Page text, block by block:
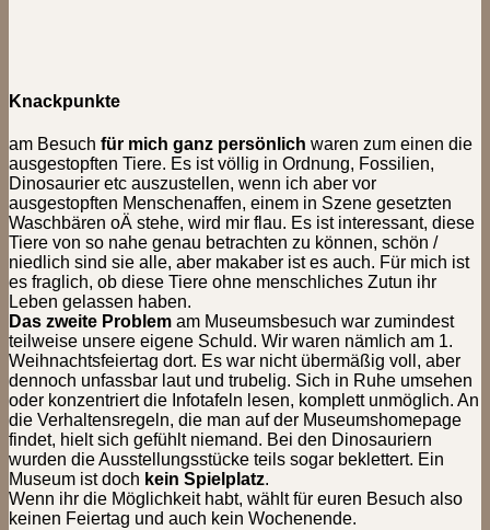
Knackpunkte
am Besuch für mich ganz persönlich waren zum einen die
ausgestopften Tiere. Es ist völlig in Ordnung, Fossilien,
Dinosaurier etc auszustellen, wenn ich aber vor
ausgestopften Menschenaffen, einem in Szene gesetzten
Waschbären oÄ stehe, wird mir flau. Es ist interessant, diese
Tiere von so nahe genau betrachten zu können, schön /
niedlich sind sie alle, aber makaber ist es auch. Für mich ist
es fraglich, ob diese Tiere ohne menschliches Zutun ihr
Leben gelassen haben.
Das zweite Problem am Museumsbesuch war zumindest
teilweise unsere eigene Schuld. Wir waren nämlich am 1.
Weihnachtsfeiertag dort. Es war nicht übermäßig voll, aber
dennoch unfassbar laut und trubelig. Sich in Ruhe umsehen
oder konzentriert die Infotafeln lesen, komplett unmöglich. An
die Verhaltensregeln, die man auf der Museumshomepage
findet, hielt sich gefühlt niemand. Bei den Dinosauriern
wurden die Ausstellungsstücke teils sogar beklettert. Ein
Museum ist doch kein Spielplatz.
Wenn ihr die Möglichkeit habt, wählt für euren Besuch also
keinen Feiertag und auch kein Wochenende.